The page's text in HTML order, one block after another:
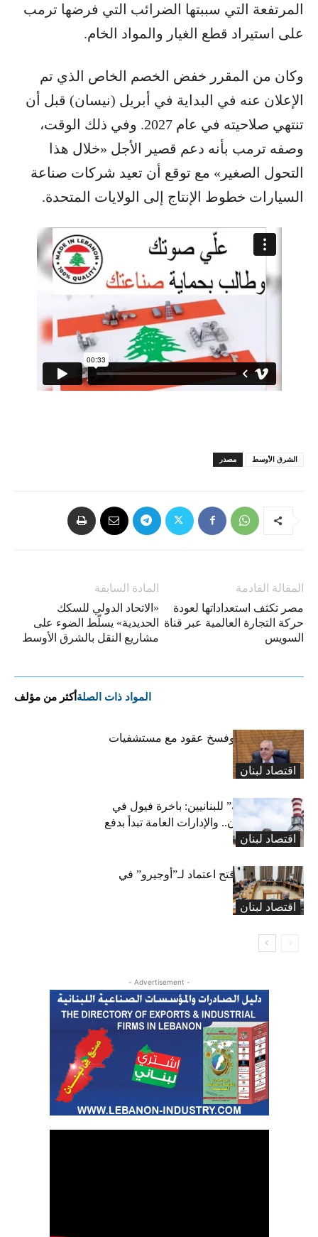
المرتفعة التي سببتها الضرائب التي فرضها ترمب
على استيراد قطع الغيار والمواد الخام.
وكان من المقرر خفض الخصم الخاص الذي تم
الإعلان عنه في البداية في أبريل (نيسان) قبل أن
تنتهي صلاحيته في عام 2027. وفي ذلك الوقت،
وصفه ترمب بأنه دعم قصير الأجل «خلال هذا
التحول الصغير» مع توقع أن تعيد شركات صناعة
السيارات خطوط الإنتاج إلى الولايات المتحدة.
مصدر الشرق الأوسط
المادة السابقة
«الاتحاد الدولي للسكك
الحديدية» يسلّط الضوء على
مشاريع النقل بالشرق الأوسط
المقالة القادمة
مصر تكثف استعداداتها لعودة
حركة التجارة العالمية عبر قناة
السويس
المواد ذات الصلة أكثر من مؤلف
اقتصاد لبنان
كركي: إنذارات وفسخ عقود مع مستشفيات
مخالفة
اقتصاد لبنان
بشرى “كهربائية” للبنانيين: باخرة فيول في
طريقها إلى لبنان.. والإدارات العامة تبدأ بدفع
متوجباتها
اقتصاد لبنان
لجنة المال تقرّ فتح اعتماد لـ”أوجيرو” في
موازنة 2026
- Advertisement -